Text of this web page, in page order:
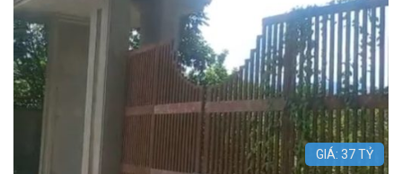
GIÁ: 37TỶ